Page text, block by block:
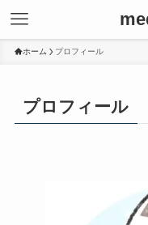
ホーム プロフィール
プロフィール